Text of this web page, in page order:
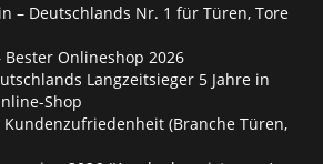
– Deutschlands Nr. 1 für Türen, Tore
Bester Onlineshop 2026
Langzeitsieger 5 Jahre in
Shop
Kundenzufriedenheit (Branche Türen,